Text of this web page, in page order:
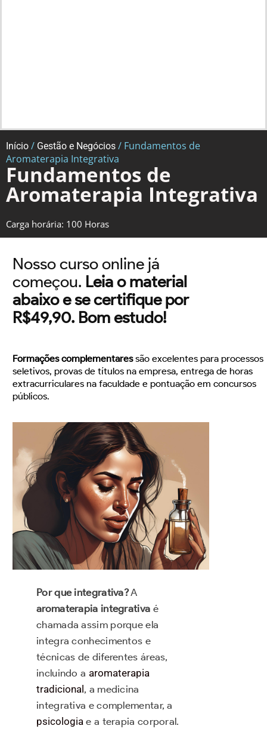
Início / Gestão e Negócios / Fundamentos de
Aromaterapia Integrativa
Fundamentos de
Aromaterapia Integrativa
Carga horária: 100 Horas
Nosso curso online já
começou. Leia o material
abaixo e se certifique por
R$49,90. Bom estudo!
Formações complementaressão excelentes para processos
seletivos, provas de títulos na empresa, entrega de horas
extracurriculares na faculdade e pontuação em concursos
públicos.
Por que integrativa?A
aromaterapia integrativa é
chamada assim porque ela
integra conhecimentos e
técnicas de diferentes áreas,
incluindo a aromaterapia
tradicional , a medicina
integrativa e complementar, a
psicologia e a terapia corporal.